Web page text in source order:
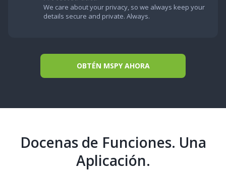
We care about your privacy, so we always keep your
details secure and private. Always.
OBTÉN MSPY AHORA
Docenas de Funciones. Una
Aplicación.